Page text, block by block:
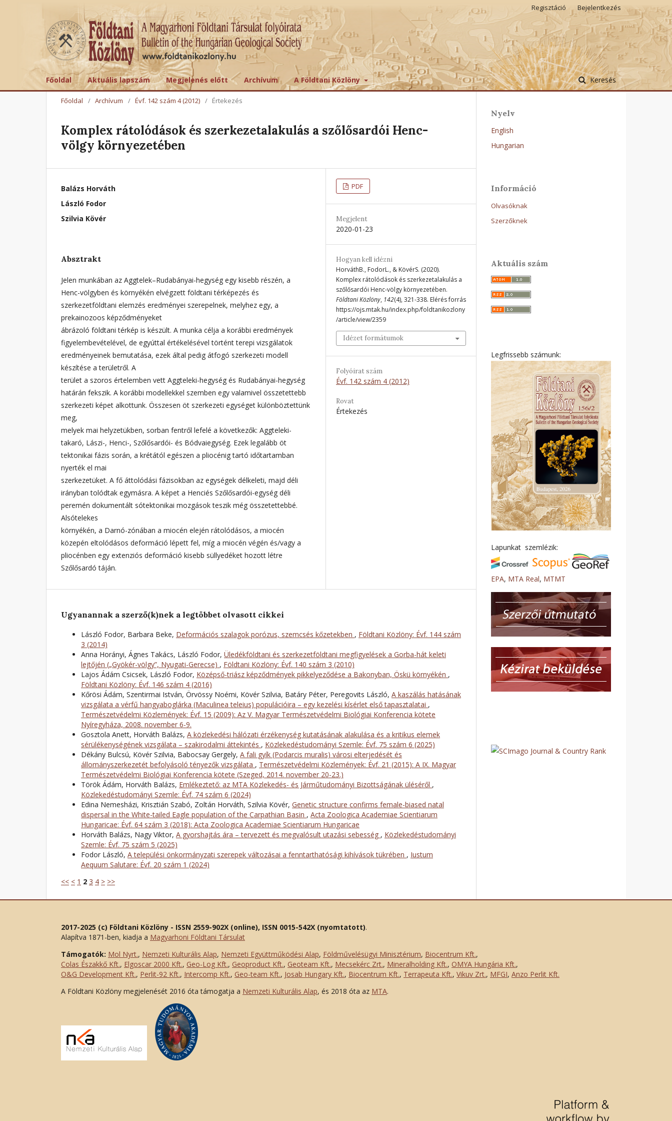
Főoldal Aktuális lapszám Megjelenés előtt Archívum A Földtani Közlöny Keresés
Regisztáció Bejelentkezés
Főoldal / Archívum / Évf. 142 szám 4 (2012) / Értekezés
Komplex rátolódások és szerkezetalakulás a szőlősardói Henc-
völgy környezetében
Balázs Horváth
László Fodor
Szilvia Kövér
Absztrakt
Jelen munkában az Aggtelek–Rudabányai-hegység egy kisebb részén, a
Henc-völgyben és környékén elvégzett földtani térképezés és
szerkezetföldtani elemzés eredményei szerepelnek, melyhez egy, a
prekainozoos képződményeket
ábrázoló földtani térkép is készült. A munka célja a korábbi eredmények
figyelembevételével, de egyúttal értékelésével történt terepi vizsgálatok
eredményeinek bemutatása, ezek által pedig átfogó szerkezeti modell
készítése a területről. A
terület a szoros értelemben vett Aggteleki-hegység és Rudabányai-hegység
határán fekszik. A korábbi modellekkel szemben egy valamivel összetettebb
szerkezeti képet alkottunk. Összesen öt szerkezeti egységet különböztettünk
meg,
melyek mai helyzetükben, sorban fentről lefelé a következők: Aggteleki-
takaró, Lászi-, Henci-, Szőlősardói- és Bódvaiegység. Ezek legalább öt
tektonikai fázis során, a krétától egészen a pliocénig tartó időtartamban
nyerték el mai
szerkezetüket. A fő áttolódási fázisokban az egységek délkeleti, majd déli
irányban tolódtak egymásra. A képet a Henciés Szőlősardói-egység déli
peremén dokumentált sótektonikai mozgások teszik még összetettebbé.
Alsótelekes
környékén, a Darnó-zónában a miocén elején rátolódásos, a miocén
közepén eltolódásos deformáció lépett fel, míg a miocén végén és/vagy a
pliocénben egy extenziós deformáció kisebb süllyedéket hozott létre
Szőlősardó táján.
PDF
Megjelent
2020-01-23
Hogyan kell idézni
HorváthB., FodorL., & KövérS. (2020).
Komplex rátolódások és szerkezetalakulás a
szőlősardói Henc-völgy környezetében.
Földtani Közlöny, 142(4), 321-338. Elérés forrás
https://ojs.mtak.hu/index.php/foldtanikozlony
/article/view/2359
Idézet formátumok
Folyóirat szám
Évf. 142 szám 4 (2012)
Rovat
Értekezés
Ugyanannak a szerző(k)nek a legtöbbet olvasott cikkei
László Fodor, Barbara Beke, Deformációs szalagok porózus, szemcsés kőzetekben , Földtani Közlöny: Évf. 144 szám
3 (2014)
Anna Horányi, Ágnes Takács, László Fodor, Üledékföldtani és szerkezetföldtani megfigyelések a Gorba-hát keleti
lejtőjén („Gyökér-völgy”, Nyugati-Gerecse) , Földtani Közlöny: Évf. 140 szám 3 (2010)
Lajos Ádám Csicsek, László Fodor, Középső-triász képződmények pikkelyeződése a Bakonyban, Öskü környékén ,
Földtani Közlöny: Évf. 146 szám 4 (2016)
Kőrösi Ádám, Szentirmai István, Örvössy Noémi, Kövér Szilvia, Batáry Péter, Peregovits László, A kaszálás hatásának
vizsgálata a vérfű hangyaboglárka (Maculinea teleius) populációira – egy kezelési kísérlet első tapasztalatai ,
Természetvédelmi Közlemények: Évf. 15 (2009): Az V. Magyar Természetvédelmi Biológiai Konferencia kötete
Nyíregyháza, 2008. november 6-9.
Gosztola Anett, Horváth Balázs, A közlekedési hálózati érzékenység kutatásának alakulása és a kritikus elemek
sérülékenységének vizsgálata – szakirodalmi áttekintés , Közlekedéstudományi Szemle: Évf. 75 szám 6 (2025)
Dékány Bulcsú, Kövér Szilvia, Babocsay Gergely, A fali gyík (Podarcis muralis) városi elterjedését és
állományszerkezetét befolyásoló tényezők vizsgálata , Természetvédelmi Közlemények: Évf. 21 (2015): A IX. Magyar
Természetvédelmi Biológiai Konferencia kötete (Szeged, 2014. november 20-23.)
Török Ádám, Horváth Balázs, Emlékeztető: az MTA Közlekedés- és Járműtudományi Bizottságának üléséről ,
Közlekedéstudományi Szemle: Évf. 74 szám 6 (2024)
Edina Nemesházi, Krisztián Szabó, Zoltán Horváth, Szilvia Kövér, Genetic structure confirms female-biased natal
dispersal in the White-tailed Eagle population of the Carpathian Basin , Acta Zoologica Academiae Scientiarum
Hungaricae: Évf. 64 szám 3 (2018): Acta Zoologica Academiae Scientiarum Hungaricae
Horváth Balázs, Nagy Viktor, A gyorshajtás ára – tervezett és megvalósult utazási sebesség , Közlekedéstudományi
Szemle: Évf. 75 szám 5 (2025)
Fodor László, A települési önkormányzati szerepek változásai a fenntarthatósági kihívások tükrében , Iustum
Aequum Salutare: Évf. 20 szám 1 (2024)
<< < 1 2 3 4 > >>
Nyelv
English
Hungarian
Információ
Olvasóknak
Szerzőknek
Aktuális szám
Legfrissebb számunk:
Lapunkat szemlézik:
EPA, MTA Real, MTMT
2017-2025 (c) Földtani Közlöny - ISSN 2559-902X (online), ISSN 0015-542X (nyomtatott).
Alapítva 1871-ben, kiadja a Magyarhoni Földtani Társulat
Támogatók: Mol Nyrt., Nemzeti Kulturális Alap, Nemzeti Együttműködési Alap, Földművelésügyi Minisztérium, Biocentrum Kft.,
Colas Északkő Kft., Elgoscar 2000 Kft., Geo-Log Kft., Geoproduct Kft., Geoteam Kft., Mecsekérc Zrt., Mineralholding Kft., OMYA Hungária Kft.,
O&G Development Kft., Perlit-92 Kft., Intercomp Kft., Geo-team Kft., Josab Hungary Kft., Biocentrum Kft., Terrapeuta Kft., Vikuv Zrt., MFGI, Anzo Perlit Kft.
A Földtani Közlöny megjelenését 2016 óta támogatja a Nemzeti Kulturális Alap, és 2018 óta az MTA.